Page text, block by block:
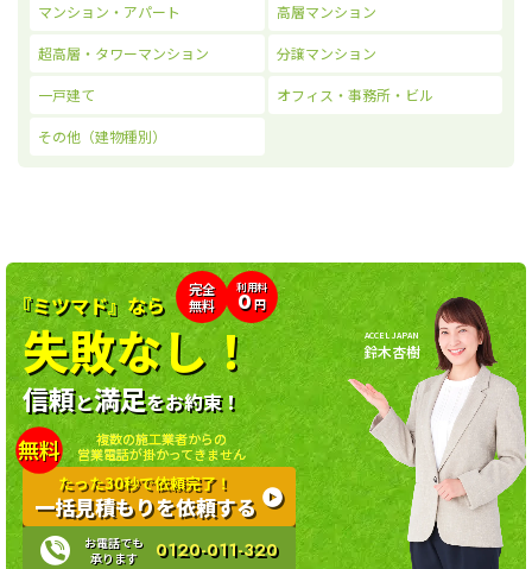
マンション・アパート 高層マンション
超高層・タワーマンション 分譲マンション
一戸建て オフィス・事務所・ビル
その他（建物種別）
完全
無料
利用料
0円
『ミツマド』なら
失敗なし！
信頼と満足をお約束！
無料
複数の施工業者からの
営業電話が掛かってきません
たった30秒で依頼完了！
一括見積もりを依頼する
お電話でも
承ります
0120-011-320
ACCEL JAPAN
鈴木杏樹